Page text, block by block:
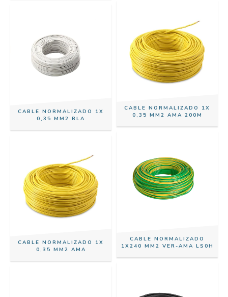
CABLE NORMALIZADO 1X
0,35 MM2 BLA
CABLE NORMALIZADO 1X
0,35 MM2 AMA 200M
CABLE NORMALIZADO 1X
0,35 MM2 AMA
CABLE NORMALIZADO
1X240 MM2 VER-AMA LS0H